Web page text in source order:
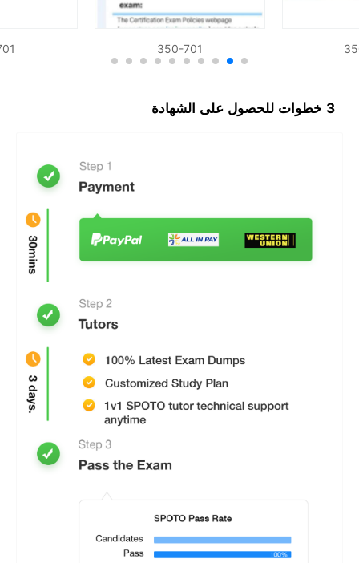
Network Automation
350-701
3 خطوات للحصول على الشهادة